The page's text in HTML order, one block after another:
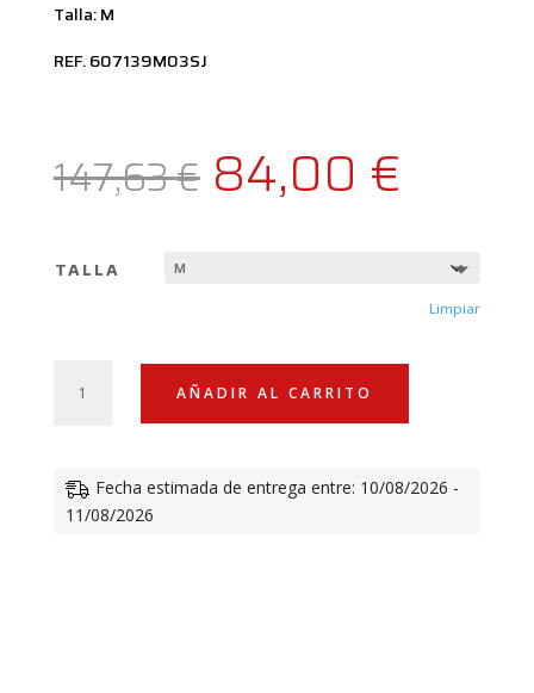
Talla: M
REF. 607139M03SJ
147,63€ El
era:
147,63 €.
84,00 €
TALLA
Limpiar
APRILIA
T.
AÑADIR AL CARRITO
Fecha estimada de entrega entre: 10/08/2026 -
11/08/2026